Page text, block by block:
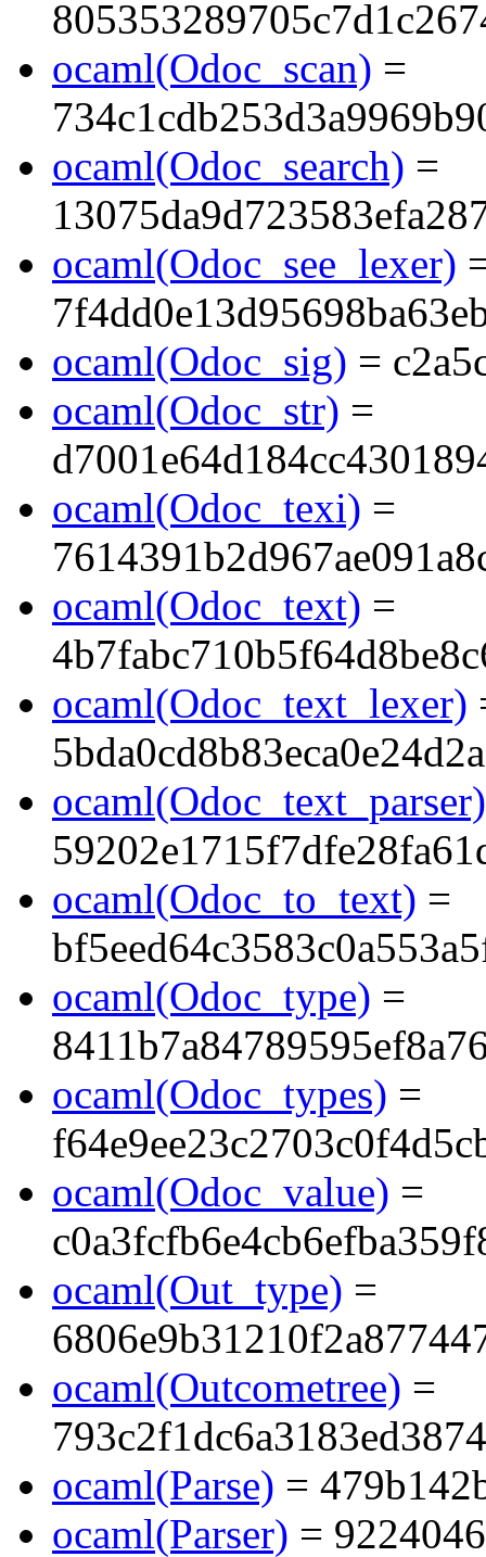
ocaml(Odoc_scan) =
ocaml(Odoc_search) =
ocaml(Odoc_see_lexer)
ocaml(Odoc_sig) =
ocaml(Odoc_str) =
ocaml(Odoc_texi) =
ocaml(Odoc_text) =
ocaml(Odoc_text_lexer)
ocaml(Odoc_text_parser)
ocaml(Odoc_to_text) =
ocaml(Odoc_type) =
ocaml(Odoc_types) =
ocaml(Odoc_value) =
ocaml(Out_type) =
ocaml(Outcometree) =
ocaml(Parse) =
ocaml(Parser) =